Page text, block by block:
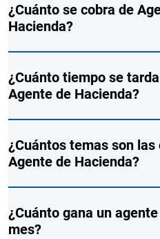
¿Cuánto se cobra de
Hacienda?
¿Cuánto tiempo se
Agente de Hacienda?
¿Cuántos temas son
Agente de Hacienda?
¿Cuánto gana un
mes?